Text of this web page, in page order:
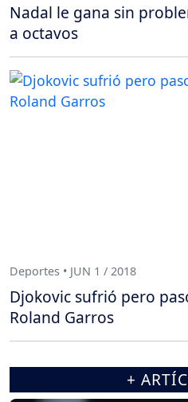
Nadal le gana sin
a octavos
Deportes • JUN 1 / 2018
Djokovic sufrió pero
Roland Garros
+